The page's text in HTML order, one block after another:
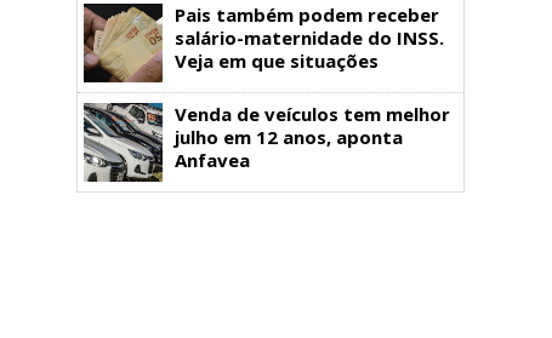
Pais também podem receber
salário-maternidade do INSS.
Veja em que situações
Venda de veículos tem melhor
julho em 12 anos, aponta
Anfavea